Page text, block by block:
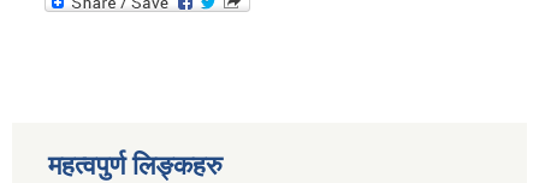
महत्वपुर्ण लिङ्कहरु